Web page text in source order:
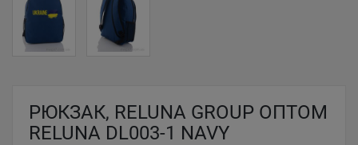
РЮКЗАК, RELUNA GROUP ОПТОМ
RELUNA DL003-1 NAVY